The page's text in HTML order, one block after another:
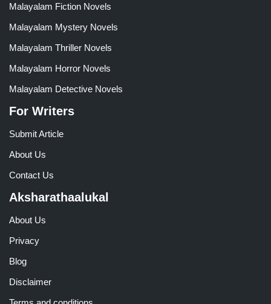
Malayalam Fiction Novels
Malayalam Mystery Novels
Malayalam Thriller Novels
Malayalam Horror Novels
Malayalam Detective Novels
For Writers
Submit Article
About Us
Contact Us
Aksharathaalukal
About Us
Privacy
Blog
Disclaimer